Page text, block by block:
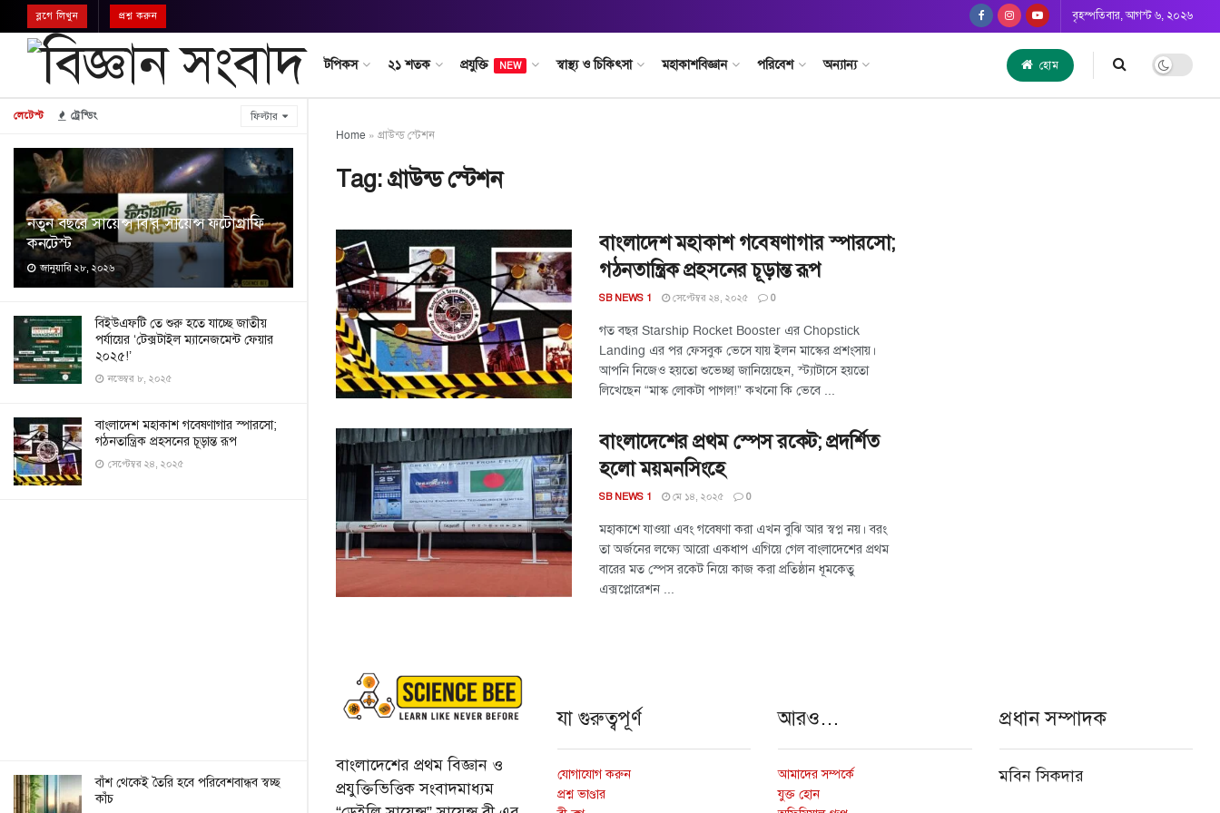
লেটেস্ট ট্রেন্ডিং ফিল্টার
নতুন বছরে সায়েন্স বি’র সায়েন্স ফটোগ্রাফি
কনটেস্ট
জানুয়ারি ২৮, ২০২৬
বিইউএফটি তে শুরু হতে যাচ্ছে জাতীয়
পর্যায়ের ‘টেক্সটাইল ম্যানেজমেন্ট ফেয়ার
২০২৫!’
নভেম্বর ৮, ২০২৫
বাংলাদেশ মহাকাশ গবেষণাগার স্পারসো;
গঠনতান্ত্রিক প্রহসনের চূড়ান্ত রূপ
সেপ্টেম্বর ২৪, ২০২৫
বাঁশ থেকেই তৈরি হবে পরিবেশবান্ধব স্বচ্ছ
কাঁচ
ব্লগে লিখুন প্রশ্ন করুন বৃহস্পতিবার, আগস্ট ৬, ২০২৬
টপিকস ২১ শতক প্রযুক্তি NEW স্বাস্থ্য ও চিকিৎসা মহাকাশবিজ্ঞান পরিবেশ অন্যান্য হোম
Home » গ্রাউন্ড স্টেশন
Tag:গ্রাউন্ড স্টেশন
বাংলাদেশ মহাকাশ গবেষণাগার স্পারসো;
গঠনতান্ত্রিক প্রহসনের চূড়ান্ত রূপ
SB NEWS 1 সেপ্টেম্বর ২৪, ২০২৫ 0
গত বছর Starship Rocket Booster এর Chopstick
Landing এর পর ফেসবুক ভেসে যায় ইলন মাস্কের প্রশংসায়।
আপনি নিজেও হয়তো শুভেচ্ছা জানিয়েছেন, স্ট্যাটাসে হয়তো
লিখেছেন “মাস্ক লোকটা পাগল!” কখনো কি ভেবে ...
বাংলাদেশের প্রথম স্পেস রকেট; প্রদর্শিত
হলো ময়মনসিংহে
SB NEWS 1 মে ১৪, ২০২৫ 0
মহাকাশে যাওয়া এবং গবেষণা করা এখন বুঝি আর স্বপ্ন নয়। বরং
তা অর্জনের লক্ষ্যে আরো একধাপ এগিয়ে গেল বাংলাদেশের প্রথম
বারের মত স্পেস রকেট নিয়ে কাজ করা প্রতিষ্ঠান ধূমকেতু
এক্সপ্লোরেশন ...
বাংলাদেশের প্রথম বিজ্ঞান ও
প্রযুক্তিভিত্তিক সংবাদমাধ্যম
যা গুরুত্বপূর্ণ
যোগাযোগ করুন
প্রশ্ন ভাণ্ডার
আরও…
আমাদের সম্পর্কে
যুক্ত হোন
প্রধান সম্পাদক
মবিন সিকদার